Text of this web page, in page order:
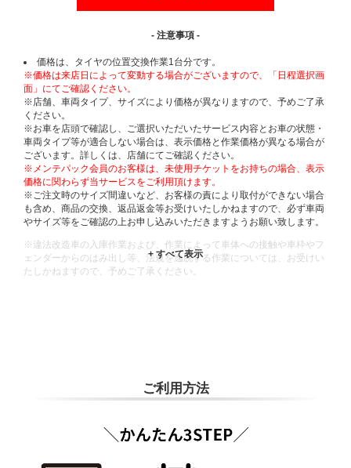
- 注意事項 -
価格は、タイヤの位置交換作業1台分です。
※価格は来店日によって変動する場合がございますので、「日程選択画
面」にてご確認ください。
※店舗、車両タイプ、サイズにより価格が異なりますので、予めご了承
ください。
※お車を店頭で確認し、ご選択いただいたサービス内容とお車の状態・
車両タイプ等が適合しない場合は、表示価格と作業価格が異なる場合が
ございます。詳しくは、店舗にてご確認ください。
※メンテパック会員のお客様は、未使用チケットをお持ちの場合、表示
価格に関わらず当サービスをご利用頂けます。
※ご注文時のサイズ間違いなど、お客様の責により取付ができない場合
も含め、商品の交換、返品返金等お受けいたしかねますので、必ず車両
やサイズ等をご確認の上お申し込みいただきますようお願い致します。
※違法改造車の入庫作業および、作業によって車体への接触や車枠やフ
ェンダーからのはみ出し等、法規を逸脱する作業については、お受けい
たしかねますので、予めご了承ください。
ご利用方法